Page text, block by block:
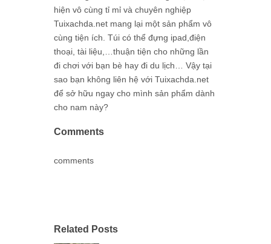
hiện vô cùng tỉ mỉ và chuyên nghiệp
Tuixachda.net mang lại một sản phẩm vô
cùng tiện ích. Túi có thể đựng ipad,điện
thoại, tài liệu,…thuận tiện cho những lần
đi chơi với bạn bè hay đi du lịch… Vậy tại
sao bạn không liên hệ với Tuixachda.net
để sở hữu ngay cho mình sản phẩm dành
cho nam này?
Comments
comments
Related Posts